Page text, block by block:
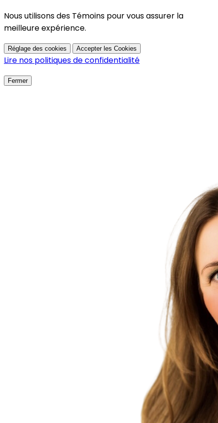
Nous utilisons des Témoins pour vous assurer la
meilleure expérience.
Réglage des cookies Accepter les Cookies
Lire nos politiques de confidentialité
Fermer